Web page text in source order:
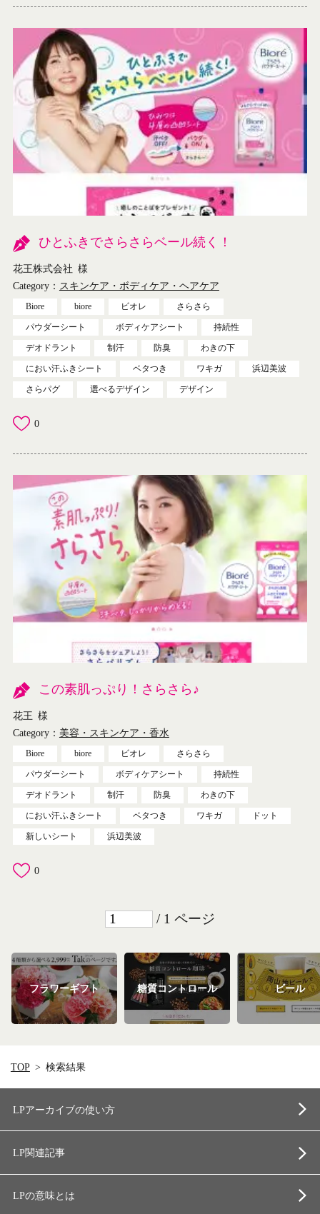
ひとふきでさらさらベール続く！
花王株式会社 様
Category： スキンケア・ボディケア・ヘアケア
Biore biore ビオレ さらさら
パウダーシート ボディケアシート 持続性
デオドラント 制汗 防臭 わきの下
におい汗ふきシート ベタつき ワキガ 浜辺美波
さらパグ 選べるデザイン デザイン
0
この素肌っぷり！さらさら♪
花王 様
Category： 美容・スキンケア・香水
Biore biore ビオレ さらさら
パウダーシート ボディケアシート 持続性
デオドラント 制汗 防臭 わきの下
におい汗ふきシート ベタつき ワキガ ドット
新しいシート 浜辺美波
0
/ 1 ページ
フラワーギフト 糖質コントロール ビール
TOP 検索結果
LPアーカイブの使い方
LP関連記事
LPの意味とは